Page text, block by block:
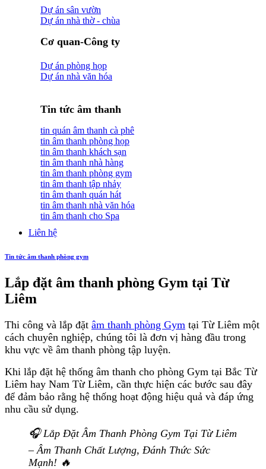
Dự án sân vườn
Dự án nhà thờ - chùa
Cơ quan-Công ty
Dự án phòng họp
Dự án nhà văn hóa
Tin tức âm thanh
tin quán âm thanh cà phê
tin âm thanh phòng họp
tin âm thanh khách sạn
tin âm thanh nhà hàng
tin âm thanh phòng gym
tin âm thanh tập nhảy
tin âm thanh quán hát
tin âm thanh nhà văn hóa
tin âm thanh cho Spa
Liên hệ
Tin tức âm thanh phòng gym
Lắp đặt âm thanh phòng Gym tại Từ
Liêm
Thi công và lắp đặt âm thanh phòng Gym tại Từ Liêm một
cách chuyên nghiệp, chúng tôi là đơn vị hàng đầu trong
khu vực về âm thanh phòng tập luyện.
Khi lắp đặt hệ thống âm thanh cho phòng Gym tại Bắc Từ
Liêm hay Nam Từ Liêm, cần thực hiện các bước sau đây
để đảm bảo rằng hệ thống hoạt động hiệu quả và đáp ứng
nhu cầu sử dụng.
🎧 Lắp Đặt Âm Thanh Phòng Gym Tại Từ Liêm
– Âm Thanh Chất Lượng, Đánh Thức Sức
Mạnh! 🔥